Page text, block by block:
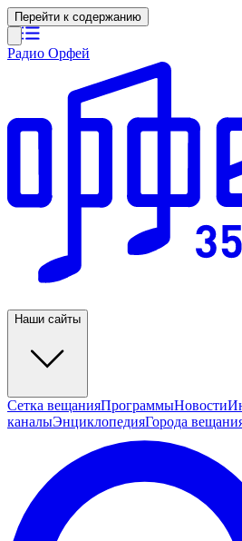
Перейти к содержанию
Радио Орфей
Наши сайты
Сетка вещанияПрограммыНовости
каналыЭнциклопедияГорода